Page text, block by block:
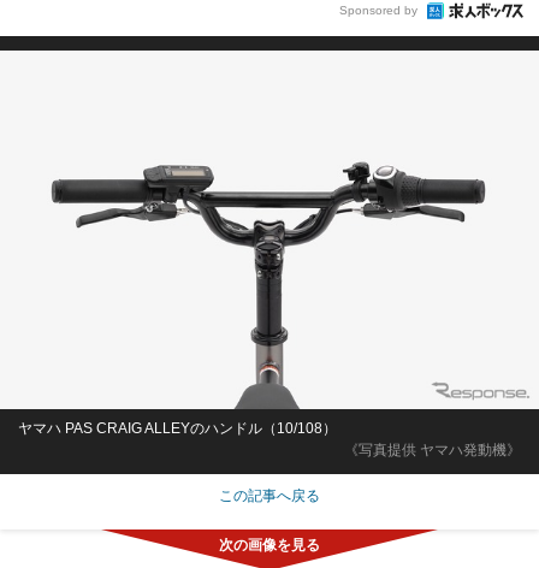
Sponsored by
《写真提供 ヤマハ発動機》
ヤマハ PAS CRAIG ALLEYのハンドル（10/108）
この記事へ戻る